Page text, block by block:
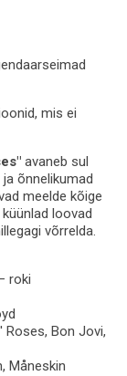
mis ei
avaneb sul
õnnelikumad
meelde kõige
loovad
võrrelda.
roki
Roses, Bon Jovi,
Måneskin